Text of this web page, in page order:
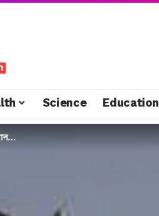
Science Education